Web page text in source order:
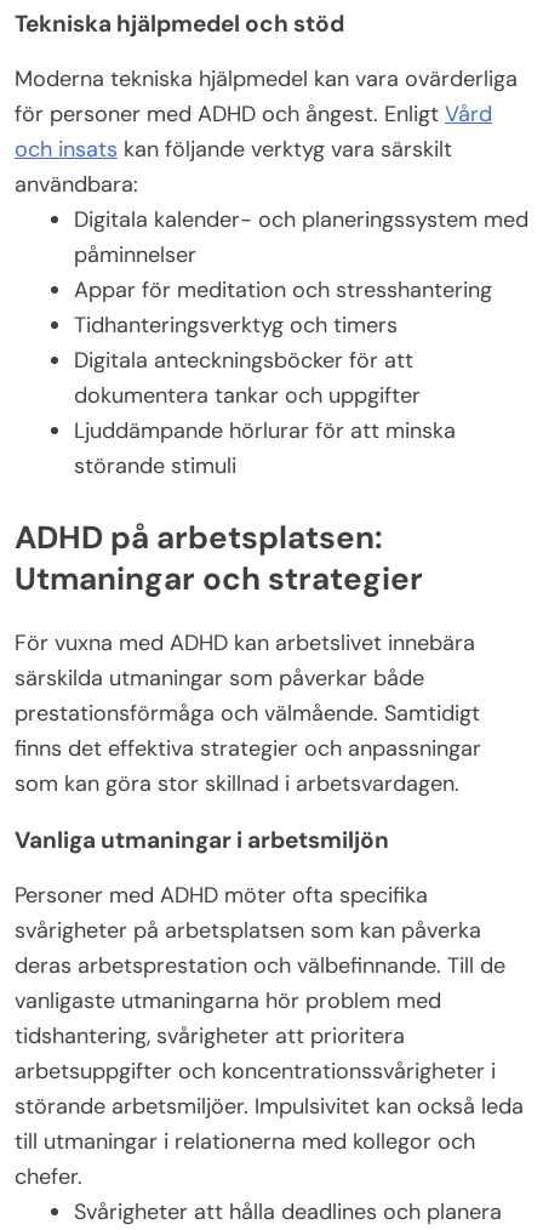
Tekniska hjälpmedel och stöd
Moderna tekniska hjälpmedel kan vara ovärderliga
för personer med ADHD och ångest. Enligt Vård
och insats kan följande verktyg vara särskilt
användbara:
Digitala kalender- och planeringssystem med
påminnelser
Appar för meditation och stresshantering
Tidhanteringsverktyg och timers
Digitala anteckningsböcker för att
dokumentera tankar och uppgifter
Ljuddämpande hörlurar för att minska
störande stimuli
ADHD på arbetsplatsen:
Utmaningar och strategier
För vuxna med ADHD kan arbetslivet innebära
särskilda utmaningar som påverkar både
prestationsförmåga och välmående. Samtidigt
finns det effektiva strategier och anpassningar
som kan göra stor skillnad i arbetsvardagen.
Vanliga utmaningar i arbetsmiljön
Personer med ADHD möter ofta specifika
svårigheter på arbetsplatsen som kan påverka
deras arbetsprestation och välbefinnande. Till de
vanligaste utmaningarna hör problem med
tidshantering, svårigheter att prioritera
arbetsuppgifter och koncentrationssvårigheter i
störande arbetsmiljöer. Impulsivitet kan också leda
till utmaningar i relationerna med kollegor och
chefer.
Svårigheter att hålla deadlines och planera